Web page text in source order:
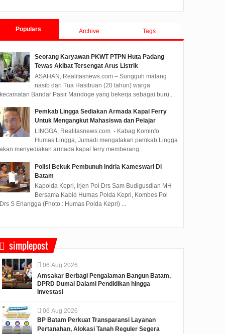
Populars Archive Tags
Seorang Karyawan PKWT PTPN Huta Padang
Tewas Akibat Tersengat Arus Listrik
ASAHAN, Realitasnews.com – Sungguh malang
nasib dari Tua Hasibuan (20 tahun) warga
kecamatan Bandar Pasir Mandoge yang bekerja sebagai buru...
Pemkab Lingga Sediakan Armada Kapal Ferry
Untuk Mengangkut Mahasiswa dan Pelajar
LINGGA, Realitasnews.com - Kabag Kominfo
Humas Lingga, Jumadi mengatakan pemkab Lingga
akan menyediakan armada kapal ferry memberang...
Polisi Bekuk Pembunuh Indria Kameswari Di
Batam
Kapolda Kepri, Irjen Pol Drs Sam Budigusdian MH
Bersama Kabid Humas Polda Kepri, Kombes Pol
Drs S Erlangga (Fhoto : Humas Polda Kepri) ...
simplepost
06 Aug 2026
Amsakar Berbagi Pengalaman Bangun Batam,
DPRD Dumai Dalami Pendidikan hingga
Investasi
06 Aug 2026
BP Batam Perkuat Transparansi Layanan
Pertanahan, Alokasi Tanah Reguler Segera